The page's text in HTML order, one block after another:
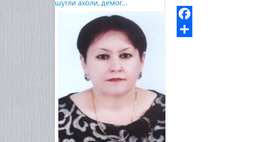
Facebook
шугли ахоли, демог…